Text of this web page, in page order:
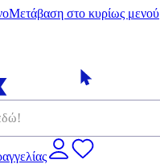
Μετάβαση στο κυρίως μενού